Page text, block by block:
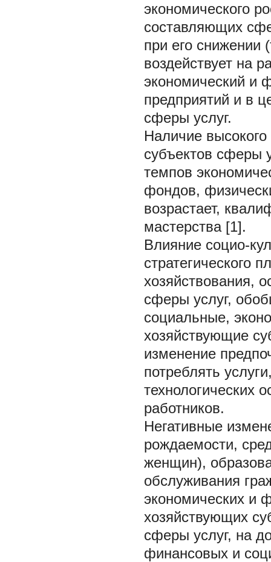
экономического
составляющих
при его снижении
воздействует на
экономический и
предприятий и в
сферы услуг.
Наличие
субъектов сферы
темпов
фондов,
возрастает,
мастерства [1].
Влияние социо-
стратегического
хозяйствования,
сферы услуг,
социальные,
хозяйствующие
изменение
потреблять
технологических
работников.
Негативные
рождаемости,
женщин),
обслуживания
экономических и
хозяйствующих
сферы услуг, на
финансовых и